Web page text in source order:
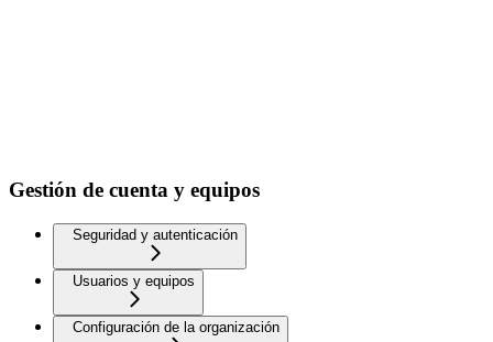
Gestión de cuenta y equipos
Seguridad y autenticación
Usuarios y equipos
Configuración de la organización